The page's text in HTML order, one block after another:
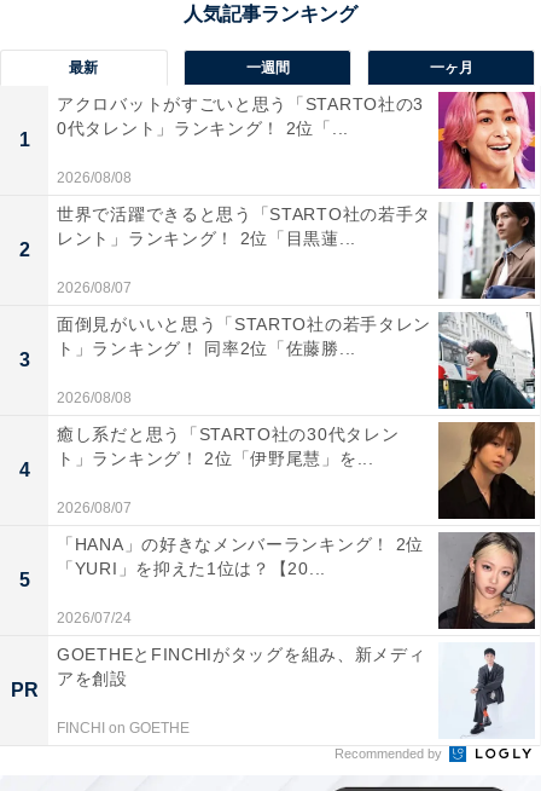
1位は「LX」でした。レクサスのフラッグシップSUVと
して、「高級感」や「ラグジュアリー」を評価する声が
多数を占めました。存在感のある「かっこいい」デザイ
ンも高く評価されています。「一度は乗ってみたい」と
いうコメントが非常に多く、憧れの車として強い支持を
集めていることがうかがえます。
回答者からは「パワフルさとラグジュアリーさを兼ね備
えている」（40代女性／福島県）、「もはや憧れ、いつ
かはクラウンではなく、いつかはレクサス！、と憧れの
存在です」（30代男性／北海道）、「ラグジュアリーな
見た目と内装が好き」（40代女性／佐賀県）、「とにか
くかっこ良く、憧れる。一度は乗ってみたい」（20代女
性／広島県）などのコメントが寄せられていました。
※回答コメントは原文ママです
この記事の執筆者： 田中 寛大
一橋大学大学院社会学研究科修了後、国の所管法人に入職。地方公
共団体の情報化支援や広報を担当。2019年に株式会社アマノートを
設立し、現在はWebメディアや選書サービスの運営、SEO業務に従
最新 一週間 一ヶ月
1
アクロバットがすごいと思う「STARTO社の3
0代タレント」ランキング！ 2位「...
2026/08/08
2
世界で活躍できると思う「STARTO社の若手タ
レント」ランキング！ 2位「目黒蓮...
2026/08/07
3
面倒見がいいと思う「STARTO社の若手タレン
ト」ランキング！ 同率2位「佐藤勝...
2026/08/08
4
癒し系だと思う「STARTO社の30代タレン
ト」ランキング！ 2位「伊野尾慧」を...
2026/08/07
5
「HANA」の好きなメンバーランキング！ 2位
「YURI」を抑えた1位は？【20...
2026/07/24
PR
GOETHEとFINCHIがタッグを組み、新メディ
アを創設
FINCHI on GOETHE
Recommended by